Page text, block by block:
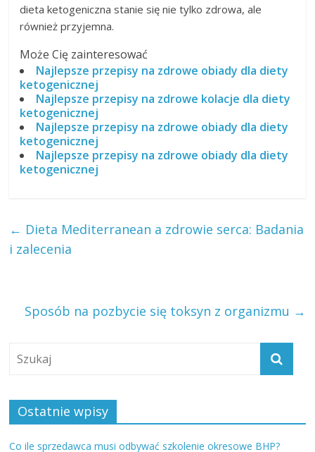
dieta ketogeniczna stanie się nie tylko zdrowa, ale
również przyjemna.
Może Cię zainteresować
Najlepsze przepisy na zdrowe obiady dla diety
ketogenicznej
Najlepsze przepisy na zdrowe kolacje dla diety
ketogenicznej
Najlepsze przepisy na zdrowe obiady dla diety
ketogenicznej
Najlepsze przepisy na zdrowe obiady dla diety
ketogenicznej
← Dieta Mediterranean a zdrowie serca: Badania
i zalecenia
Sposób na pozbycie się toksyn z organizmu →
Ostatnie wpisy
Co ile sprzedawca musi odbywać szkolenie okresowe BHP?